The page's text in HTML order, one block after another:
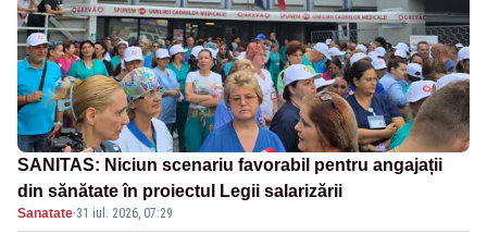
SANITAS: Niciun scenariu favorabil pentru angajații
din sănătate în proiectul Legii salarizării
Sanatate·31 iul. 2026, 07:29